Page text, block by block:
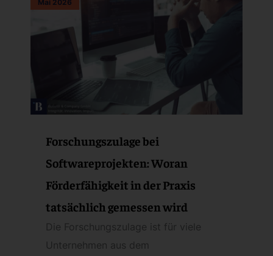
Mai 2026
Forschungszulage bei
Softwareprojekten: Woran
Förderfähigkeit in der Praxis
tatsächlich gemessen wird
Die Forschungszulage ist für viele
Unternehmen aus dem